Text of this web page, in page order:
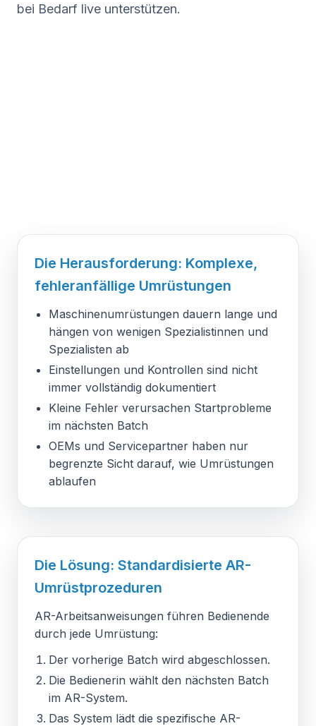
bei Bedarf live unterstützen.
Die Herausforderung: Komplexe,
fehleranfällige Umrüstungen
Maschinenumrüstungen dauern lange und
hängen von wenigen Spezialistinnen und
Spezialisten ab
Einstellungen und Kontrollen sind nicht
immer vollständig dokumentiert
Kleine Fehler verursachen Startprobleme
im nächsten Batch
OEMs und Servicepartner haben nur
begrenzte Sicht darauf, wie Umrüstungen
ablaufen
Die Lösung: Standardisierte AR-
Umrüstprozeduren
AR-Arbeitsanweisungen führen Bedienende
durch jede Umrüstung:
Der vorherige Batch wird abgeschlossen.
Die Bedienerin wählt den nächsten Batch
im AR-System.
Das System lädt die spezifische AR-